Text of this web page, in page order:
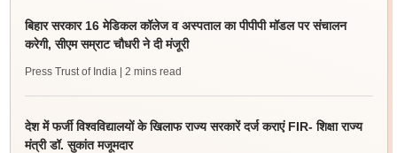
बिहार सरकार 16 मेडिकल कॉलेज व अस्पताल का पीपीपी मॉडल पर संचालन
करेगी, सीएम सम्राट चौधरी ने दी मंजूरी
Press Trust of India | 2 mins read
देश में फर्जी विश्वविद्यालयों के खिलाफ राज्य सरकारें दर्ज कराएं FIR- शिक्षा राज्य
मंत्री डॉ. सुकांत मजूमदार